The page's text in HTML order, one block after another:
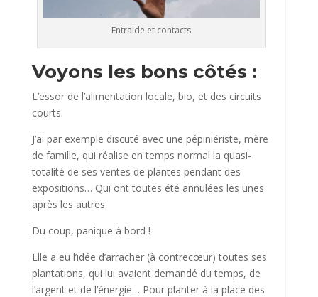
Entraide et contacts
Voyons les bons côtés :
L’essor de l’alimentation locale, bio, et des circuits
courts.
J’ai par exemple discuté avec une pépiniériste, mère
de famille, qui réalise en temps normal la quasi-
totalité de ses ventes de plantes pendant des
expositions… Qui ont toutes été annulées les unes
après les autres.
Du coup, panique à bord !
Elle a eu l’idée d’arracher (à contrecœur) toutes ses
plantations, qui lui avaient demandé du temps, de
l’argent et de l’énergie… Pour planter à la place des